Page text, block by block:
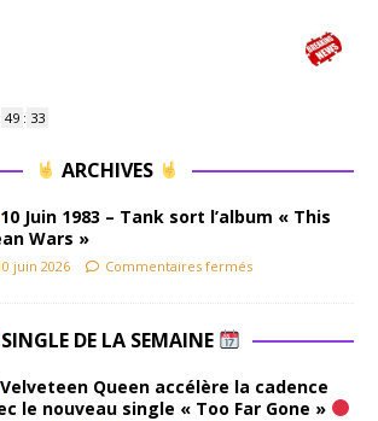
49 : 32
ARCHIVES
10 Juin 1983 – Tank sort l’album « This
Wars »
juin 2026 Commentaires fermés
SINGLE DE LA SEMAINE
Velveteen Queen accélère la cadence
le nouveau single « Too Far Gone »